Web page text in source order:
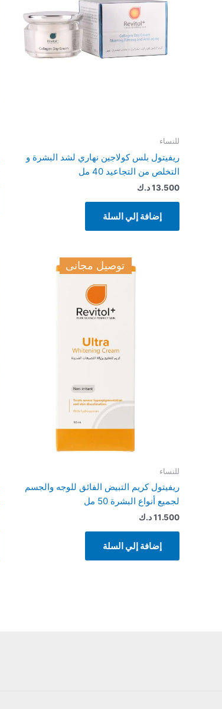
للنساء
ريفيتول بلس كولاجين نهاري لشد البشرة و
التخلص من التجاعيد 40 مل
13.500د.ك
إضافة إلي السلة
توصيل مجانى
للنساء
ريفيتول كريم التبيض الفائق للوجه والجسم
لجميع أنواع البشرة 50 مل
11.500د.ك
إضافة إلي السلة